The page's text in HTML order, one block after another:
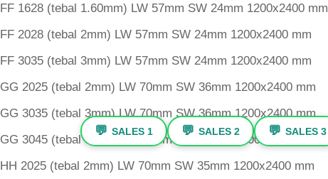
FF 1628 (tebal 1.60mm) LW 57mm SW 24mm 1200x2400 mm
FF 2028 (tebal 2mm) LW 57mm SW 24mm 1200x2400 mm
FF 3035 (tebal 3mm) LW 57mm SW 24mm 1200x2400 mm
GG 2025 (tebal 2mm) LW 70mm SW 36mm 1200x2400 mm
GG 3035 (tebal 3mm) LW 70mm SW 36mm 1200x2400 mm
GG 3045 (tebal 3mm) LW 70mm SW 36mm 1200x2400 mm
HH 2025 (tebal 2mm) LW 70mm SW 35mm 1200x2400 mm
💬 SALES 1 💬 SALES 2 💬 SALES 3